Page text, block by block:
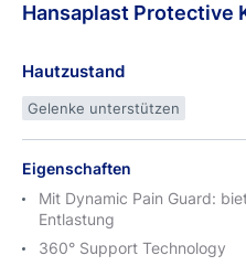
Hansaplast Protective
Hautzustand
Gelenke unterstützen
Eigenschaften
Mit Dynamic Pain Guard:
Entlastung
360° Support Technology